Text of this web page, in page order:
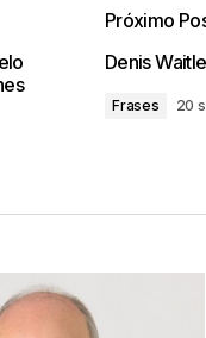
campos obligatorios
*
Próximo
Denis
Frases 20